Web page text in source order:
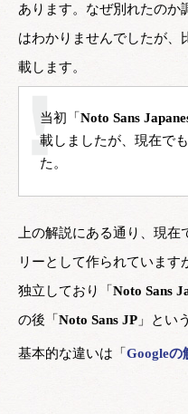
あります。なぜ別れたのか
はわかりませんでしたが、
載します。
当初「 Noto Sans
載しましたが、現在で
上の解説にある通り、現
リーとして作られていま
独立しており「 Noto Sans
の後「 Noto Sans JP 」とい
基本的な違いは「 Googleの